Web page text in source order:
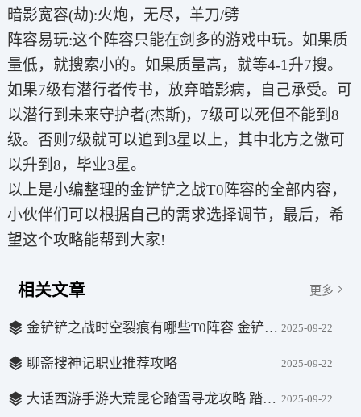
暗影宽容(劫):火炮，无尽，羊刀/劈
阵容易玩:这个阵容只能在剑多的游戏中玩。如果质
量低，就搜索小的。如果质量高，就等4-1升7搜。
如果7级有潜行者传书，放弃暗影病，自己承受。可
以潜行到未来守护者(杰斯)，7级可以死但不能到8
级。否则7级就可以追到3星以上，其中北方之傲可
以升到8，毕业3星。
以上是小编整理的金铲铲之战T0阵容的全部内容，
小伙伴们可以根据自己的需求选择调节，最后，希
望这个攻略能帮到大家!
相关文章 更多
金铲铲之战时空裂痕有哪些T0阵容 金铲铲之战时空裂痕最强阵容推荐 2025-09-22
聊斋搜神记职业推荐攻略 2025-09-22
大话西游手游大荒昆仑踏雪寻龙攻略 踏雪寻龙玩法攻略 2025-09-22